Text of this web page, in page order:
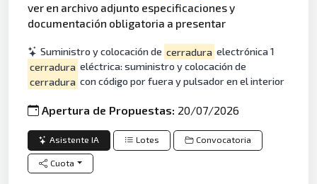
ver en archivo adjunto especificaciones y
documentación obligatoria a presentar
Suministro y colocación de cerradura electrónica 1
cerradura eléctrica: suministro y colocación de
cerradura con código por fuera y pulsador en el interior
Apertura de Propuestas: 20/07/2026
Asistente IA Lotes Convocatoria
Cuota